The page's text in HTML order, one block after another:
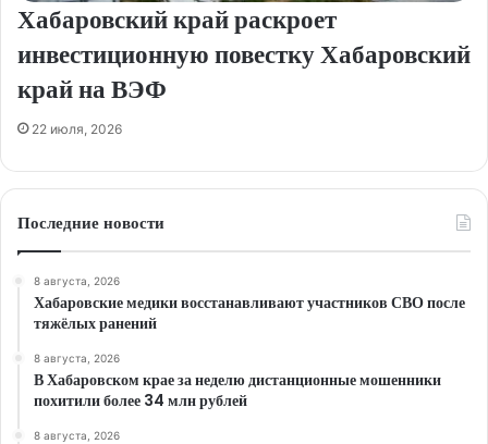
Хабаровский край раскроет
инвестиционную повестку Хабаровский
край на ВЭФ
22 июля, 2026
Последние новости
8 августа, 2026
Хабаровские медики восстанавливают участников СВО после
тяжёлых ранений
8 августа, 2026
В Хабаровском крае за неделю дистанционные мошенники
похитили более 34 млн рублей
8 августа, 2026